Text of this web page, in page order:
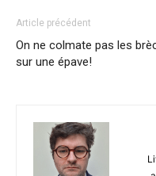
Article précédent
On ne colmate pas les
sur une épave!